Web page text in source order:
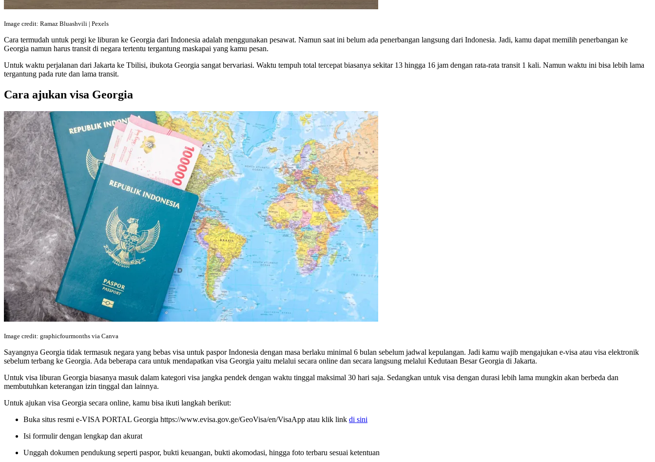
Image credit: Ramaz Bluashvili | Pexels
Cara termudah untuk pergi ke liburan ke Georgia dari Indonesia adalah menggunakan pesawat. Namun saat ini belum ada penerbangan langsung dari Indonesia. Jadi, kamu dapat memilih penerbangan ke
Georgia namun harus transit di negara tertentu tergantung maskapai yang kamu pesan.
Untuk waktu perjalanan dari Jakarta ke Tbilisi, ibukota Georgia sangat bervariasi. Waktu tempuh total tercepat biasanya sekitar 13 hingga 16 jam dengan rata-rata transit 1 kali. Namun waktu ini bisa lebih lama
tergantung pada rute dan lama transit.
Cara ajukan visa Georgia
Image credit: graphicfourmonths via Canva
Sayangnya Georgia tidak termasuk negara yang bebas visa untuk paspor Indonesia dengan masa berlaku minimal 6 bulan sebelum jadwal kepulangan. Jadi kamu wajib mengajukan e-visa atau visa elektronik
sebelum terbang ke Georgia. Ada beberapa cara untuk mendapatkan visa Georgia yaitu melalui secara online dan secara langsung melalui Kedutaan Besar Georgia di Jakarta.
Untuk visa liburan Georgia biasanya masuk dalam kategori visa jangka pendek dengan waktu tinggal maksimal 30 hari saja. Sedangkan untuk visa dengan durasi lebih lama mungkin akan berbeda dan
membutuhkan keterangan izin tinggal dan lainnya.
Untuk ajukan visa Georgia secara online, kamu bisa ikuti langkah berikut:
Buka situs resmi e-VISA PORTAL Georgia https://www.evisa.gov.ge/GeoVisa/en/VisaApp atau klik link di sini
Isi formulir dengan lengkap dan akurat
Unggah dokumen pendukung seperti paspor, bukti keuangan, bukti akomodasi, hingga foto terbaru sesuai ketentuan